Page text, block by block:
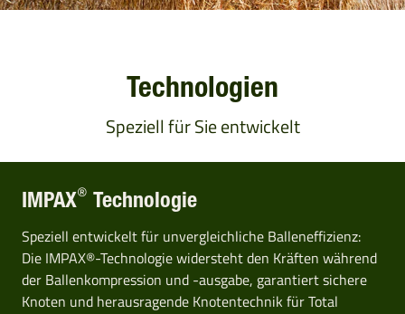
Technologien
Speziell für Sie entwickelt
IMPAX® Technologie
Speziell entwickelt für unvergleichliche Balleneffizienz:
Die IMPAX®-Technologie widersteht den Kräften während
der Ballenkompression und -ausgabe, garantiert sichere
Knoten und herausragende Knotentechnik für Total